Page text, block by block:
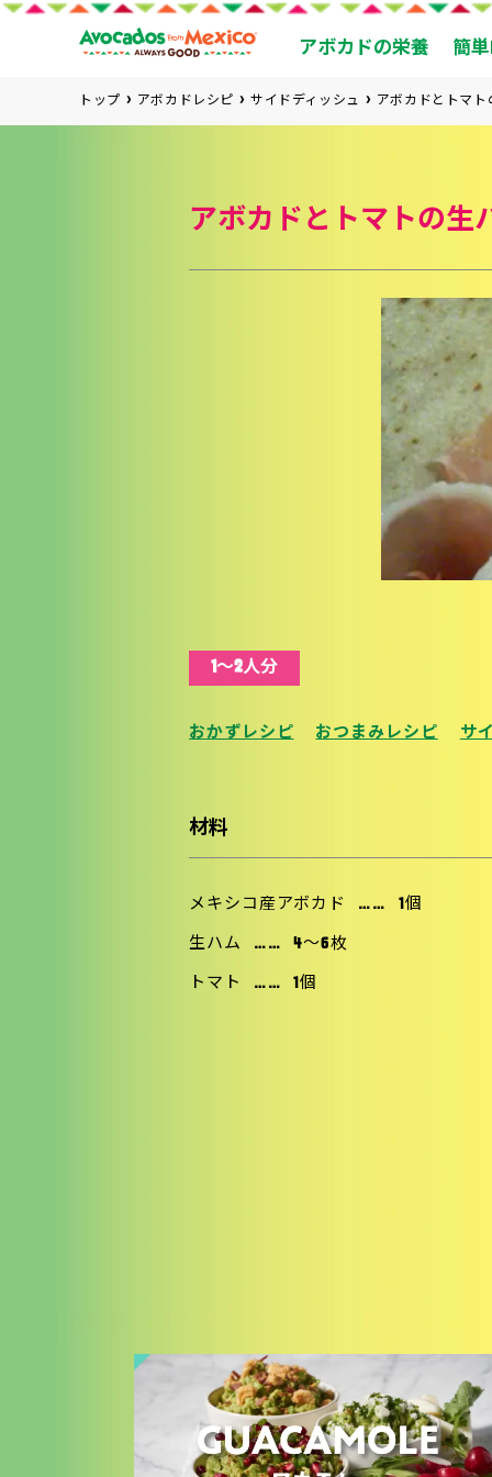
アボカドの栄養 簡
トップ アボカドレシピ サイドディッシュ アボカドとトマト
アボカドとトマトの生
1〜2人分
おかずレシピ おつまみレシピ サ
材料
メキシコ産アボカド …… 1個
生ハム …… 4〜6枚
トマト …… 1個